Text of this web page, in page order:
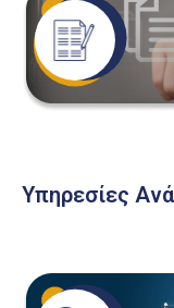
Υπηρεσίες